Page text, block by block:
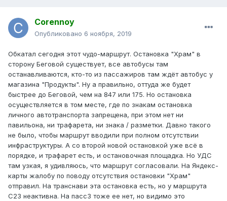
Corennoy
Опубликовано 6 ноября, 2019
Обкатал сегодня этот чудо-маршрут. Остановка "Храм" в
сторону Беговой существует, все автобусы там
останавливаются, кто-то из пассажиров там ждёт автобус у
магазина "Продукты". Ну а правильно, оттуда же будет
быстрее до Беговой, чем на 847 или 175. Но остановка
осуществляется в том месте, где по знакам остановка
личного автотранспорта запрещена, при этом нет ни
павильона, ни трафарета, ни знака / разметки. Давно такого
не было, чтобы маршрут вводили при полном отсутствии
инфраструктуры. А со второй новой остановкой уже всё в
порядке, и трафарет есть, и остановочная площадка. Но УДС
там узкая, я удивляюсь, что маршрут согласовали. На Яндекс-
карты жалобу по поводу отсутствия остановки "Храм"
отправил. На транснави эта остановка есть, но у маршрута
С23 неактивна. На пасс3 тоже ее нет, но видимо это